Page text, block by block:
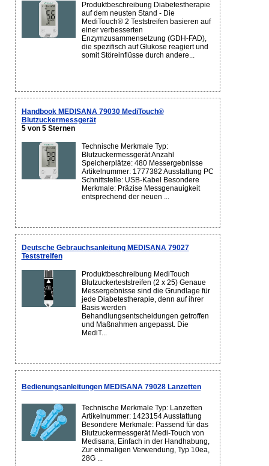
Produktbeschreibung Diabetestherapie
auf dem neusten Stand - Die
MediTouch® 2 Teststreifen basieren auf
einer verbesserten
Enzymzusammensetzung (GDH-FAD),
die spezifisch auf Glukose reagiert und
somit Störeinflüsse durch andere...
Handbook MEDISANA 79030 MediTouch®
Blutzuckermessgerät
5 von 5 Sternen
Technische Merkmale Typ:
Blutzuckermessgerät Anzahl
Speicherplätze: 480 Messergebnisse
Artikelnummer: 1777382 Ausstattung PC
Schnittstelle: USB-Kabel Besondere
Merkmale: Präzise Messgenauigkeit
entsprechend der neuen ...
Deutsche Gebrauchsanleitung MEDISANA 79027
Teststreifen
Produktbeschreibung MediTouch
Blutzuckerteststreifen (2 x 25) Genaue
Messergebnisse sind die Grundlage für
jede Diabetestherapie, denn auf ihrer
Basis werden
Behandlungsentscheidungen getroffen
und Maßnahmen angepasst. Die
MediT...
Bedienungsanleitungen MEDISANA 79028 Lanzetten
Technische Merkmale Typ: Lanzetten
Artikelnummer: 1423154 Ausstattung
Besondere Merkmale: Passend für das
Blutzuckermessgerät Medi-Touch von
Medisana, Einfach in der Handhabung,
Zur einmaligen Verwendung, Typ 10ea,
28G ...